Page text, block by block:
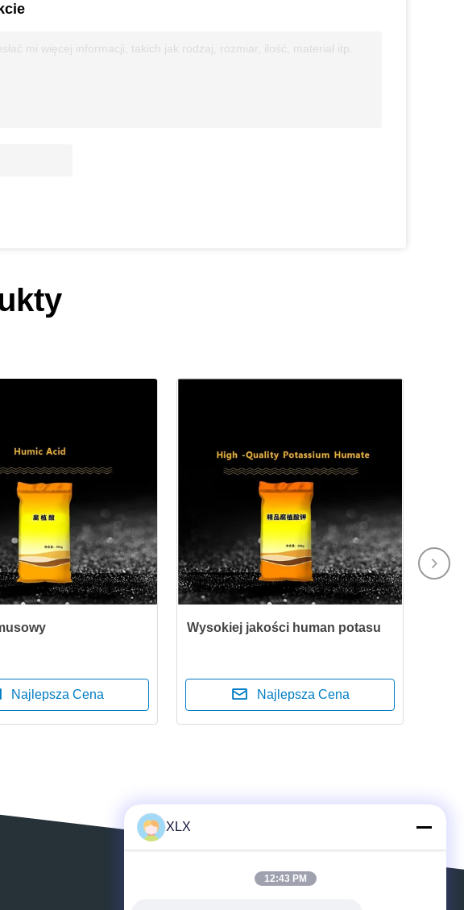
mi więcej informacji, takich jak rodzaj, rozmiar, ilość, materiał itp.
Najlepsza Cena
Wysokiej jakości human potasu
Najlepsza Cena
XLX
12:43 PM